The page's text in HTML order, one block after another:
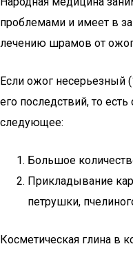
проблемами и имеет в
лечению шрамов от
Если ожог несерьезный
его последствий, то
следующее:
Большое
Прикладывание
петрушки,
Косметическая глина в